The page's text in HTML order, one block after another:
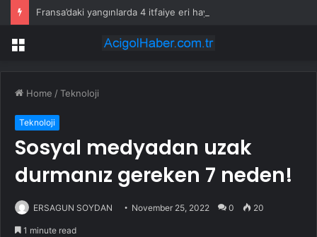
Fransa’daki yangınlarda 4 itfaiye eri hayatını kaybetti
Menu
Home /Teknoloji
Teknoloji
Sosyal medyadan uzak
durmanız gereken 7 neden!
ERSAGUN SOYDAN November 25, 2022 0 20
1 minute read